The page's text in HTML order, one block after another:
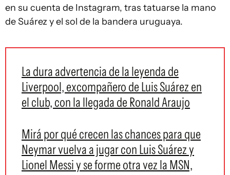
en su cuenta de Instagram, tras tatuarse la mano
de Suárez y el sol de la bandera uruguaya.
La dura advertencia de la leyenda de
Liverpool, excompañero de Luis Suárez en
el club, con la llegada de Ronald Araujo
Mirá por qué crecen las chances para que
Neymar vuelva a jugar con Luis Suárez y
Lionel Messi y se forme otra vez la MSN,